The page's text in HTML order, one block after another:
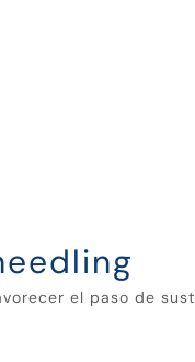
el paso de